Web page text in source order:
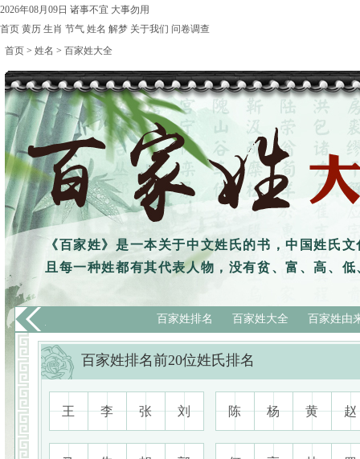
2026年08月09日 诸事不宜 大事勿用
首页 黄历 生肖 节气 姓名 解梦 关于我们 问卷调查
首页 > 姓名 > 百家姓大全
《百家姓》是一本关于中文姓氏的书，中国姓氏
且每一种姓都有其代表人物，没有贫、富、高、
百家姓排名 百家姓大全 百家姓由
百家姓排名前20位姓氏排名
王 李 张 刘 陈 杨 黄 赵